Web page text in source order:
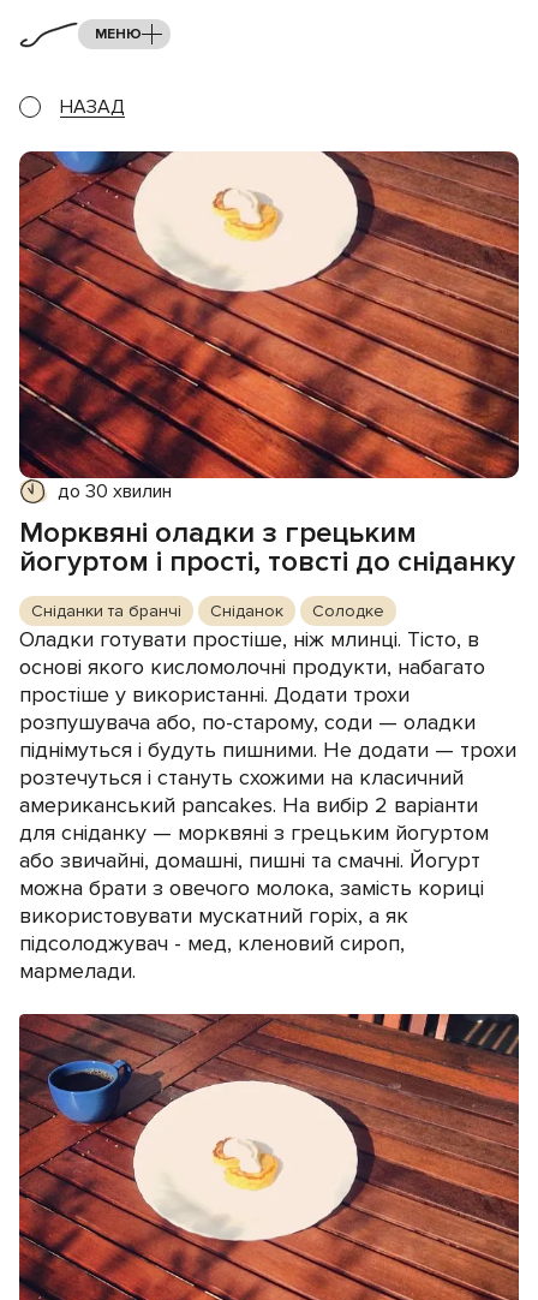
МЕНЮ
НАЗАД
до 30 хвилин
Морквяні оладки з грецьким
йогуртом і прості, товсті до сніданку
Сніданки та бранчі Сніданок Солодке
Оладки готувати простіше, ніж млинці. Тісто, в
основі якого кисломолочні продукти, набагато
простіше у використанні. Додати трохи
розпушувача або, по-старому, соди — оладки
піднімуться і будуть пишними. Не додати — трохи
розтечуться і стануть схожими на класичний
американський pancakes. На вибір 2 варіанти
для сніданку — морквяні з грецьким йогуртом
або звичайні, домашні, пишні та смачні. Йогурт
можна брати з овечого молока, замість кориці
використовувати мускатний горіх, а як
підсолоджувач - мед, кленовий сироп,
мармелади.